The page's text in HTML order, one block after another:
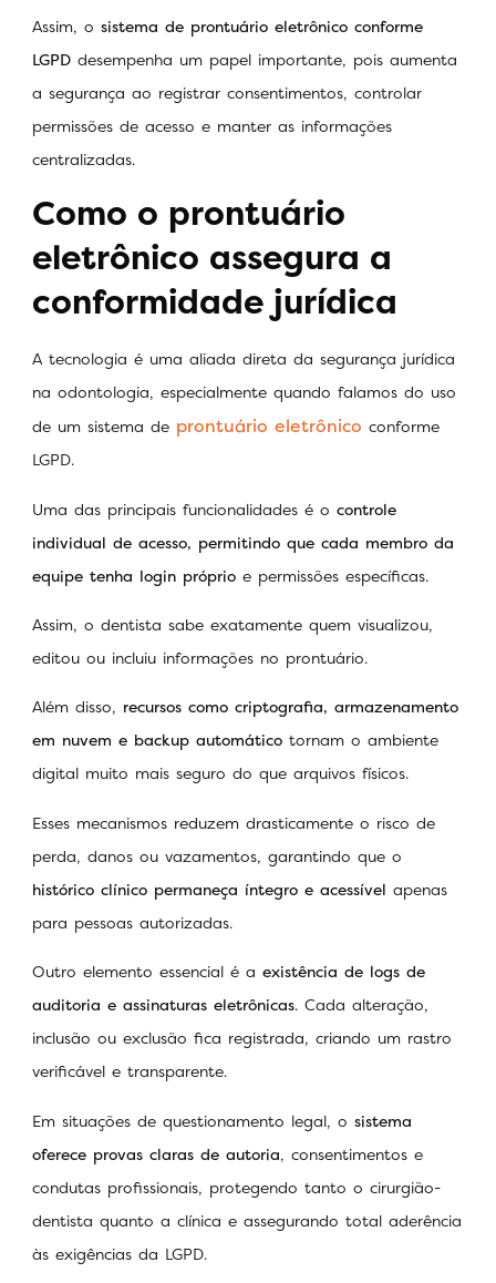
Assim, o sistema de prontuário eletrônico conforme
LGPD desempenha um papel importante, pois aumenta
a segurança ao registrar consentimentos, controlar
permissões de acesso e manter as informações
centralizadas.
Como o prontuário
eletrônico assegura a
conformidade jurídica
A tecnologia é uma aliada direta da segurança jurídica
na odontologia, especialmente quando falamos do uso
de um sistema de prontuário eletrônico conforme
LGPD.
Uma das principais funcionalidades é o controle
individual de acesso, permitindo que cada membro da
equipe tenha login próprio e permissões específicas.
Assim, o dentista sabe exatamente quem visualizou,
editou ou incluiu informações no prontuário.
Além disso, recursos como criptografia, armazenamento
em nuvem e backup automático tornam o ambiente
digital muito mais seguro do que arquivos físicos.
Esses mecanismos reduzem drasticamente o risco de
perda, danos ou vazamentos, garantindo que o
histórico clínico permaneça íntegro e acessível apenas
para pessoas autorizadas.
Outro elemento essencial é a existência de logs de
auditoria e assinaturas eletrônicas. Cada alteração,
inclusão ou exclusão fica registrada, criando um rastro
verificável e transparente.
Em situações de questionamento legal, o sistema
oferece provas claras de autoria, consentimentos e
condutas profissionais, protegendo tanto o cirurgião-
dentista quanto a clínica e assegurando total aderência
às exigências da LGPD.